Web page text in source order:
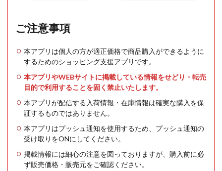
ご注意事項
本アプリは個人の方が適正価格で商品購入ができるように
するためのショッピング支援アプリです。
本アプリやWEBサイトに掲載している情報をせどり・転売
目的で利用することを固く禁止いたします。
本アプリが配信する入荷情報・在庫情報は確実な購入を保
証するものではありません。
本アプリはプッシュ通知を使用するため、プッシュ通知の
受け取りをONにしてください。
掲載情報には細心の注意を図っておりますが、購入前に必
ず販売価格・販売元をご確認ください。